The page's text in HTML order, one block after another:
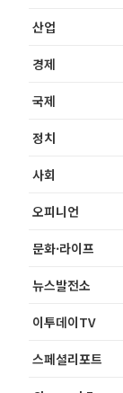
산업
경제
국제
정치
사회
오피니언
문화·라이프
뉴스발전소
이투데이TV
스페셜리포트